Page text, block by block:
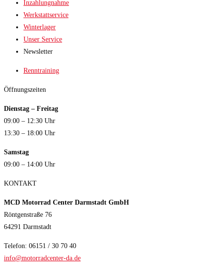
Inzahlungnahme
Werkstattservice
Winterlager
Unser Service
Newsletter
Renntraining
Öffnungszeiten
Dienstag – Freitag
09:00 – 12:30 Uhr
13:30 – 18:00 Uhr
Samstag
09:00 – 14:00 Uhr
KONTAKT
MCD Motorrad Center Darmstadt GmbH
Röntgenstraße 76
64291 Darmstadt
Telefon: 06151 / 30 70 40
info@motorradcenter-da.de